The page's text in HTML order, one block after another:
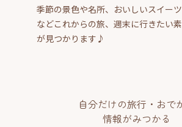
季節の景色や名所、おいしいスイー
などこれからの旅、週末に行きたい
が見つかります♪
自分だけの旅行・おで
情報がみつかる